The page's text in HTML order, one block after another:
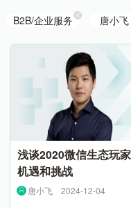
B2B/企业服务 唐小飞
浅谈2020微信生态玩
机遇和挑战
唐小飞 2024-12-04